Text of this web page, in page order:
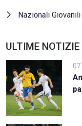
Nazionali
ULTIME NOTIZIE
07